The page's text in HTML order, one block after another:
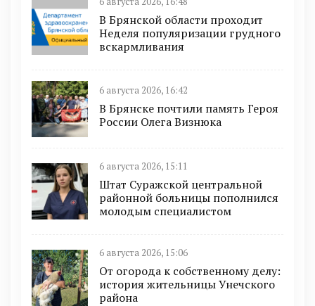
В Брянской области проходит
Неделя популяризации грудного
вскармливания
6 августа 2026, 16:42
В Брянске почтили память Героя
России Олега Визнюка
6 августа 2026, 15:11
Штат Суражской центральной
районной больницы пополнился
молодым специалистом
6 августа 2026, 15:06
От огорода к собственному делу:
история жительницы Унечского
района